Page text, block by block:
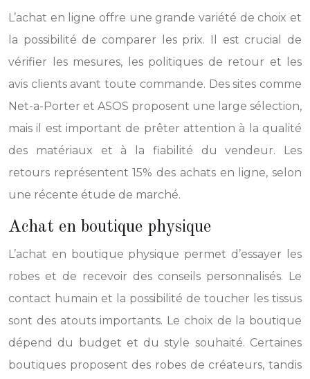
L’achat en ligne offre une grande variété de choix et
la possibilité de comparer les prix. Il est crucial de
vérifier les mesures, les politiques de retour et les
avis clients avant toute commande. Des sites comme
Net-a-Porter et ASOS proposent une large sélection,
mais il est important de prêter attention à la qualité
des matériaux et à la fiabilité du vendeur. Les
retours représentent 15% des achats en ligne, selon
une récente étude de marché.
Achat en boutique physique
L’achat en boutique physique permet d’essayer les
robes et de recevoir des conseils personnalisés. Le
contact humain et la possibilité de toucher les tissus
sont des atouts importants. Le choix de la boutique
dépend du budget et du style souhaité. Certaines
boutiques proposent des robes de créateurs, tandis